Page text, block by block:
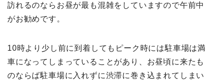
訪れるのならお昼が最も混雑をしていますので午前中
がお勧めです。
10時より少し前に到着してもピーク時には駐車場は満
車になってしまっていることがあり、お昼頃に来たも
のならば駐車場に入れずに渋滞に巻き込まれてしまい